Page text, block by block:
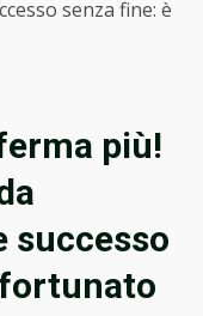
senza fine: è
più!
successo